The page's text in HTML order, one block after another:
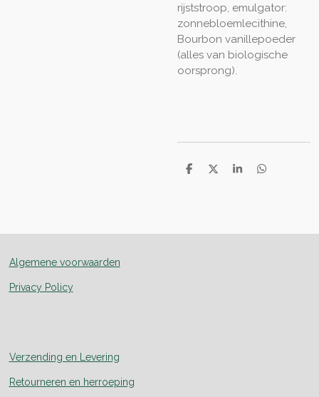
rijststroop, emulgator:
zonnebloemlecithine,
Bourbon vanillepoeder
(alles van biologische
oorsprong).
D
D
S
D
Algemene voorwaarden
Privacy Policy
Verzending en Levering
Retourneren en herroeping